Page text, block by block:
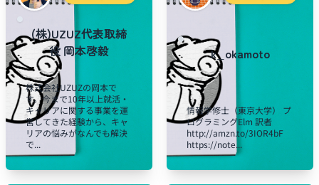
(株)UZUZ代表取締
役 岡本啓毅
株式会社UZUZの岡本で
す。今まで10年以上就活・
キャリアに関する事業を運
営してきた経験から、キャ
リアの悩みがなんでも解決
で...
k_okamoto
情報学修士（東京大学） プ
ログラミングElm 訳者
http://amzn.to/3IOR4bF
https://note...